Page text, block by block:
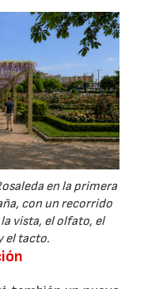
en la primera
con un recorrido
vista, el olfato, el
el tacto.